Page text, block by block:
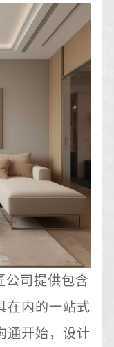
公司提供包含
在内的一站式
通开始，设计